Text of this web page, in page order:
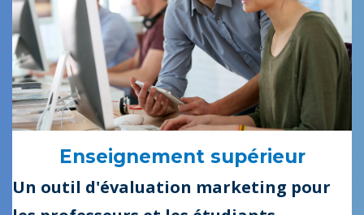
Enseignement supérieur
Un outil d'évaluation marketing pour